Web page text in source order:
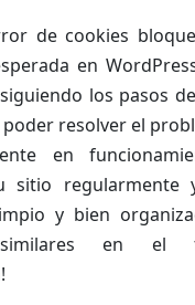
de cookies
en
los pasos
resolver el
en
sitio regularmente
y bien
en el